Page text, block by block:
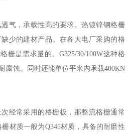
气，承载性高的要求。热镀锌钢格栅
少的建材产品。在各大电厂采购的格
栅是需求量的。G325/30/100W这种格
腐蚀。同时还能单位平米内承载400KN
经常采用的格栅板，那整流格栅通常
材质一般为Q345材质，具备的耐磨性